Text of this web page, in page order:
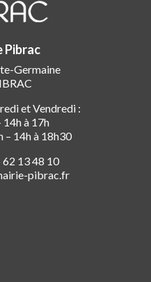
Pibrac
Germaine
et Vendredi :
14h à 17h
– 14h à 18h30
62 13 48 10
pibrac.fr